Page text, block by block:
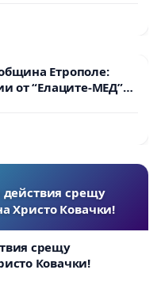
Етрополе:
от “Елаците-МЕД”
всички
срещу
Христо Ковачки!
срещу
Ковачки!